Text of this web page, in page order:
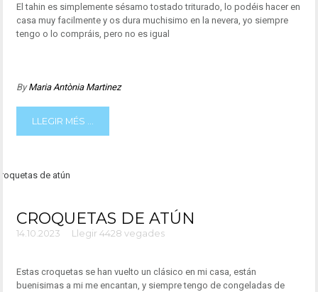
El tahin es simplemente sésamo tostado triturado, lo podéis hacer en
casa muy facilmente y os dura muchisimo en la nevera, yo siempre
tengo o lo compráis, pero no es igual
ByMaria Antònia Martinez
LLEGIR MÉS ...
CROQUETAS DE ATÚN
14.10.2023 Llegir 4428 vegades
Estas croquetas se han vuelto un clásico en mi casa, están
buenisimas a mi me encantan, y siempre tengo de congeladas de